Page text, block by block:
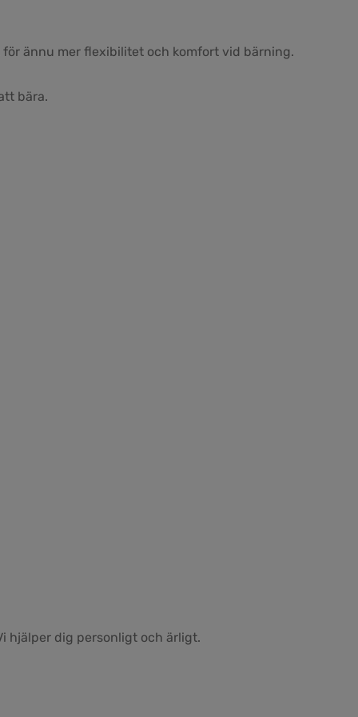
för ännu mer flexibilitet och komfort vid bärning.
bära.
hjälper dig personligt och ärligt.